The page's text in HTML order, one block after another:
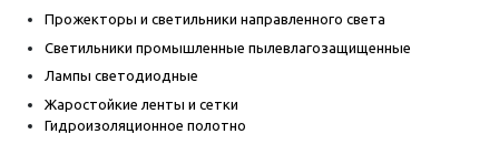
Прожекторы и светильники направленного света
Светильники промышленные пылевлагозащищенные
Лампы светодиодные
Жаростойкие ленты и сетки
Гидроизоляционное полотно